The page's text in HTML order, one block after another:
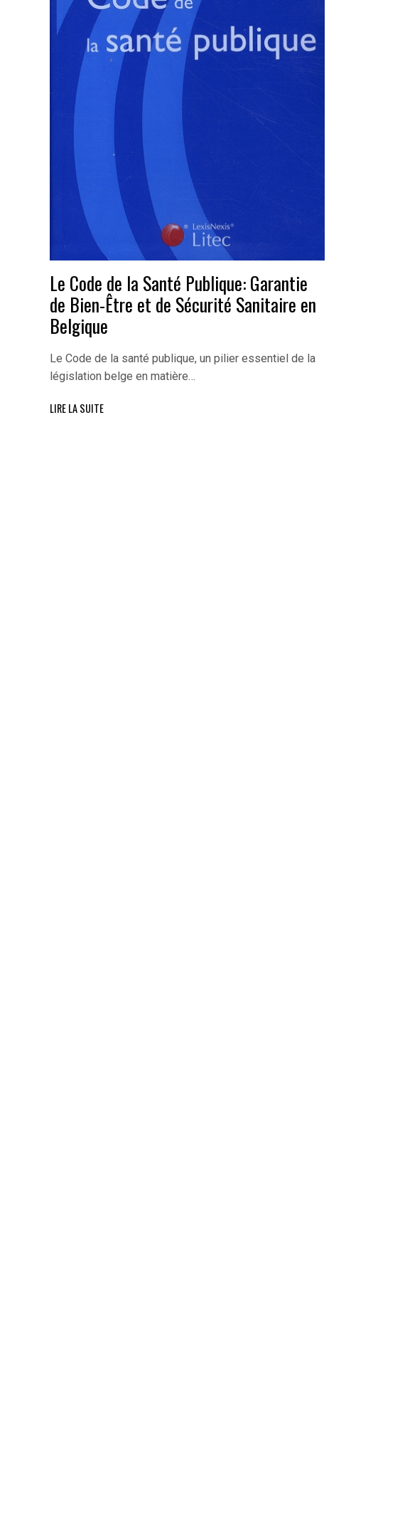
Le Code de la Santé Publique: Garantie
de Bien-Être et de Sécurité Sanitaire en
Belgique
Le Code de la santé publique, un pilier essentiel de la
législation belge en matière…
LIRE LA SUITE